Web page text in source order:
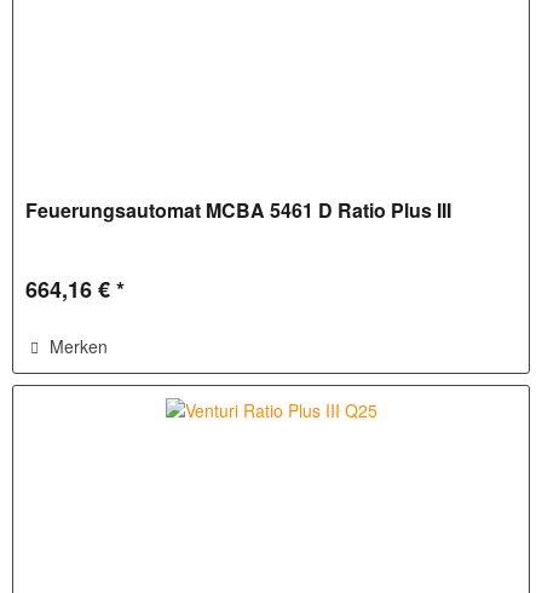
Feuerungsautomat MCBA 5461 D Ratio Plus III
664,16 € *
Merken